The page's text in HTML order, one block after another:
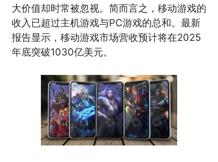
大价值却时常被忽视。简而言之，移动游戏的
收入已超过主机游戏与PC游戏的总和。最新
报告显示，移动游戏市场营收预计将在2025
年底突破1030亿美元。